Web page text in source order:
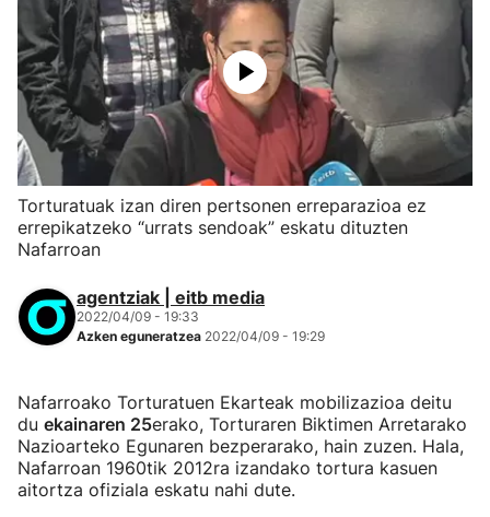
Torturatuak izan diren pertsonen erreparazioa ez
errepikatzeko “urrats sendoak” eskatu dituzten
Nafarroan
agentziak | eitb media
2022/04/09 - 19:33
Azken eguneratzea 2022/04/09 - 19:29
Nafarroako Torturatuen Ekarteak mobilizazioa deitu
du ekainaren 25erako, Torturaren Biktimen Arretarako
Nazioarteko Egunaren bezperarako, hain zuzen. Hala,
Nafarroan 1960tik 2012ra izandako tortura kasuen
aitortza ofiziala eskatu nahi dute.